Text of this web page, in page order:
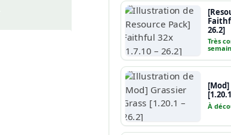
26.2]
Très
[Mod]
À